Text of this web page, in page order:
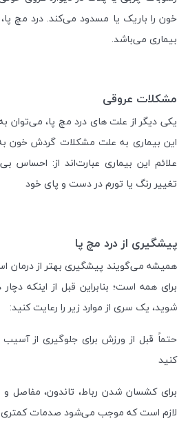
خون را باریک یا مسدود می‌کند. درد مچ پا،
بیماری می‌باشد.
مشکلات عروقی
یکی دیگر از علت های درد مچ پا، می‌توان
این بیماری به علت مشکلات گردش خون
علائم این بیماری عبارت‌اند از:
تغییر رنگ یا تورم در دست و پای خود
پیشگیری از درد مچ پا
همیشه می‌گویند پیشگیری بهتر از درمان
برای همه است؛ بنابراین قبل از اینکه
شوید، یک سری از موارد زیر را رعایت کنید:
حتماً قبل از ورزش برای جلوگیری از آسیب
کنید
برای کشسان شدن رباط، تاندون،
لازم است که موجب می‌شود صدمات کمتری